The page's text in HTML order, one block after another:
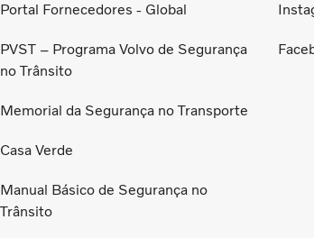
Portal Fornecedores - Global
PVST – Programa Volvo de Segurança
no Trânsito
Memorial da Segurança no Transporte
Casa Verde
Manual Básico de Segurança no
Trânsito